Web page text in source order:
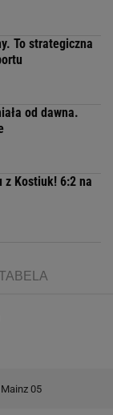
To strategiczna
od dawna.
z Kostiuk! 6:2 na
Mainz 05